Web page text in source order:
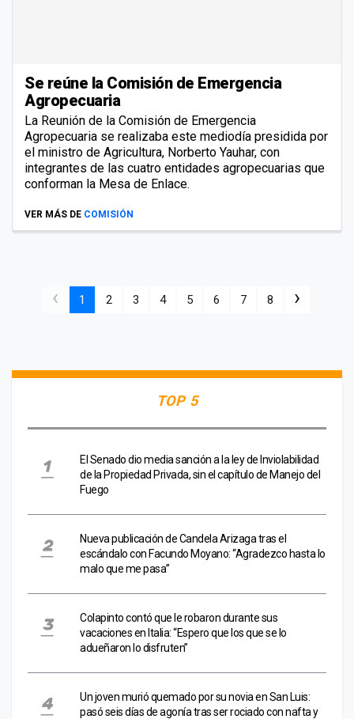
Se reúne la Comisión de Emergencia
Agropecuaria
La Reunión de la Comisión de Emergencia
Agropecuaria se realizaba este mediodía presidida por
el ministro de Agricultura, Norberto Yauhar, con
integrantes de las cuatro entidades agropecuarias que
conforman la Mesa de Enlace.
VER MÁS DE COMISIÓN
‹ 1 2 3 4 5 6 7 8 ›
TOP 5
El Senado dio media sanción a la ley de Inviolabilidad
de la Propiedad Privada, sin el capítulo de Manejo del
Fuego
Nueva publicación de Candela Arizaga tras el
escándalo con Facundo Moyano: “Agradezco hasta lo
malo que me pasa”
Colapinto contó que le robaron durante sus
vacaciones en Italia: “Espero que los que se lo
adueñaron lo disfruten”
Un joven murió quemado por su novia en San Luis:
pasó seis días de agonía tras ser rociado con nafta y